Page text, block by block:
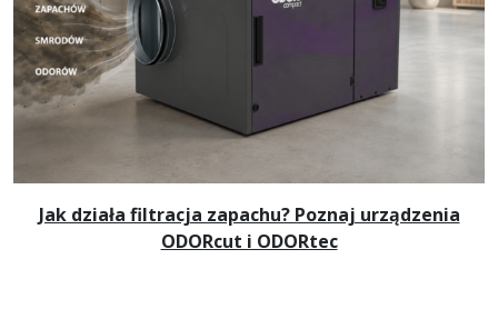
Jak działa filtracja zapachu? Poznaj urządzenia
ODORcut i ODORtec